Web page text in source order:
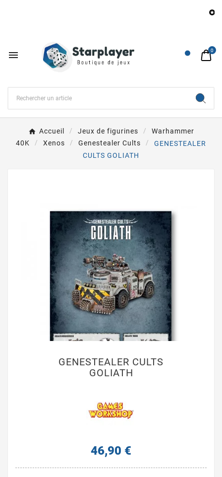

 0
Accueil Jeux de figurines
Warhammer
40K
Xenos Genestealer Cults
GENESTEALER
CULTS GOLIATH
GENESTEALER CULTS
GOLIATH
46,90 €